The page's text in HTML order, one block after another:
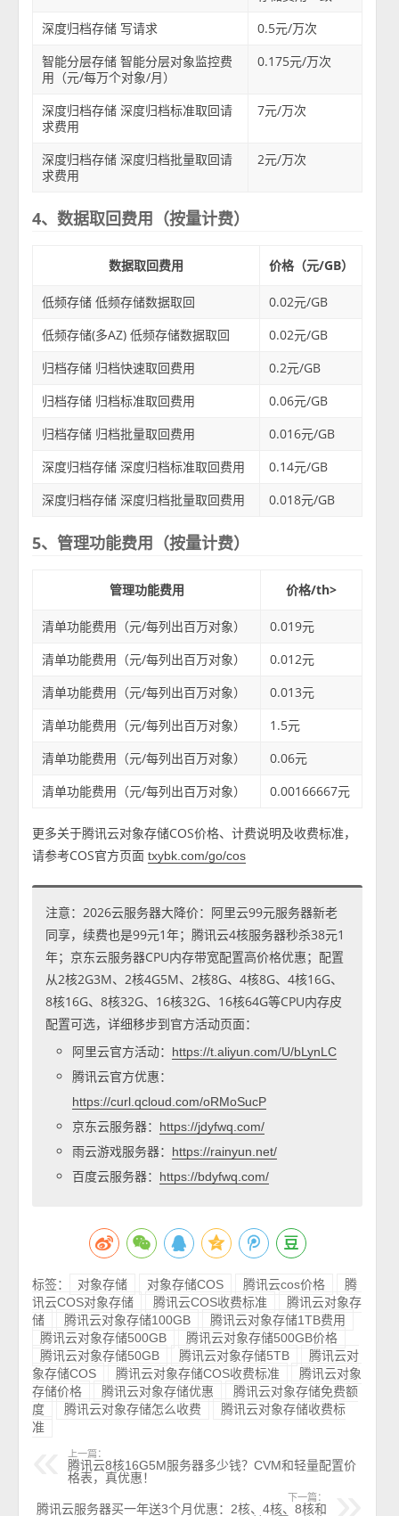
深度归档存储 写请求
0.5元/万次
智能分层存储 智能分层对象监控费
用（元/每万个对象/月）
0.175元/万次
深度归档存储 深度归档标准取回请
求费用
7元/万次
深度归档存储 深度归档批量取回请
求费用
2元/万次
4、数据取回费用（按量计费）
数据取回费用 价格（元/GB）
低频存储 低频存储数据取回
0.02元/GB
低频存储(多AZ) 低频存储数据取回
0.02元/GB
归档存储 归档快速取回费用
0.2元/GB
归档存储 归档标准取回费用
0.06元/GB
归档存储 归档批量取回费用
0.016元/GB
深度归档存储 深度归档标准取回费用
0.14元/GB
深度归档存储 深度归档批量取回费用
0.018元/GB
5、管理功能费用（按量计费）
管理功能费用 价格/th>
清单功能费用（元/每列出百万对象）
0.019元
清单功能费用（元/每列出百万对象）
0.012元
清单功能费用（元/每列出百万对象）
0.013元
清单功能费用（元/每列出百万对象）
1.5元
清单功能费用（元/每列出百万对象）
0.06元
清单功能费用（元/每列出百万对象）
0.00166667元
更多关于腾讯云对象存储COS价格、计费说明及收费标准，
请参考COS官方页面txybk.com/go/cos
注意：2026云服务器大降价：阿里云99元服务器新老
同享，续费也是99元1年；腾讯云4核服务器秒杀38元1
年；京东云服务器CPU内存带宽配置高价格优惠；配置
从2核2G3M、2核4G5M、2核8G、4核8G、4核16G、
8核16G、8核32G、16核32G、16核64G等CPU内存皮
配置可选，详细移步到官方活动页面：
阿里云官方活动：
https://t.aliyun.com/U/bLynLC
腾讯云官方优惠：
https://curl.qcloud.com/oRMoSucP
京东云服务器： https://jdyfwq.com/
雨云游戏服务器： https://rainyun.net/
百度云服务器： https://bdyfwq.com/
标签： 对象存储 对象存储COS 腾讯云cos价格
腾
讯云COS对象存储
腾讯云COS收费标准
腾讯云对象存
储
腾讯云对象存储100GB
腾讯云对象存储1TB费用
腾讯云对象存储500GB
腾讯云对象存储500GB价格
腾讯云对象存储50GB
腾讯云对象存储5TB
腾讯云对
象存储COS
腾讯云对象存储COS收费标准
腾讯云对象
存储价格
腾讯云对象存储优惠
腾讯云对象存储免费额
度
腾讯云对象存储怎么收费
腾讯云对象存储收费标
准
上一篇：
腾讯云8核16G5M服务器多少钱？CVM和轻量配置价
格表，真优惠！
下一篇：
腾讯云服务器买一年送3个月优惠：2核、4核、8核和